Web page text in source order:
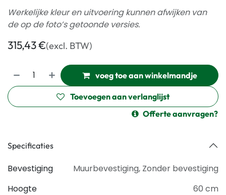
Werkelijke kleur en uitvoering kunnen afwijken van
de op de foto’s getoonde versies.
315,43€(excl. BTW)
voeg toe aan winkelmandje
Toevoegen aan verlanglijst
Offerte aanvragen?
Specificaties
Bevestiging Muurbevestiging, Zonder bevestiging
Hoogte
60 cm